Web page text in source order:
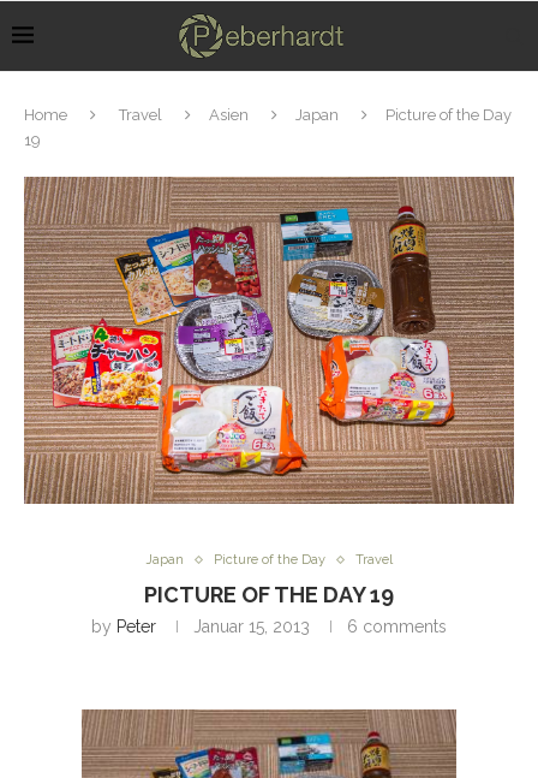
Home Travel Asien Japan
Picture of the Day
19
Japan Picture of the Day Travel
PICTURE OF THE DAY 19
by Peter Januar 15, 2013 6 comments